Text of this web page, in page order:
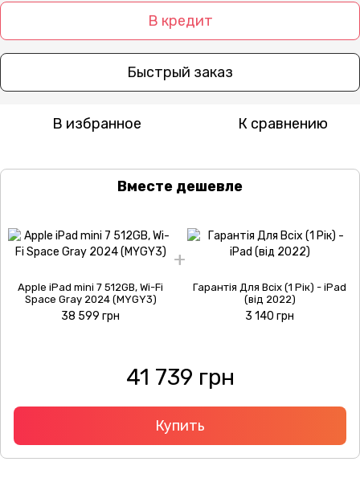
В кредит
Быстрый заказ
В избранное К сравнению
Вместе дешевле
Apple iPad mini 7 512GB, Wi-Fi
Space Gray 2024 (MYGY3)
38 599 грн
Гарантія Для Всіх (1 Рік) - iPad
(від 2022)
3 140 грн
41 739 грн
Купить